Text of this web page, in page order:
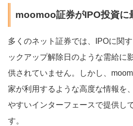
moomoo証券がIPO投資に
多くのネット証券では、IPOに関
ックアップ解除日のような需給に
供されていません。しかし、
家が利用するような高度な情報を
やすいインターフェースで提供し
す。